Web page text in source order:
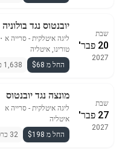
שבת
20 פבר'
2027
יובנטוס נגד בולוניה
ליגה איטלקית - סרייה א ・
טורינו, איטליה
החל מ $68
1,638 כרטיסים זמינים
שבת
27 פבר'
2027
מונצה נגד יובנטוס
ליגה איטלקית - סרייה א
איטליה
החל מ $198
32 כרטיסים זמינים